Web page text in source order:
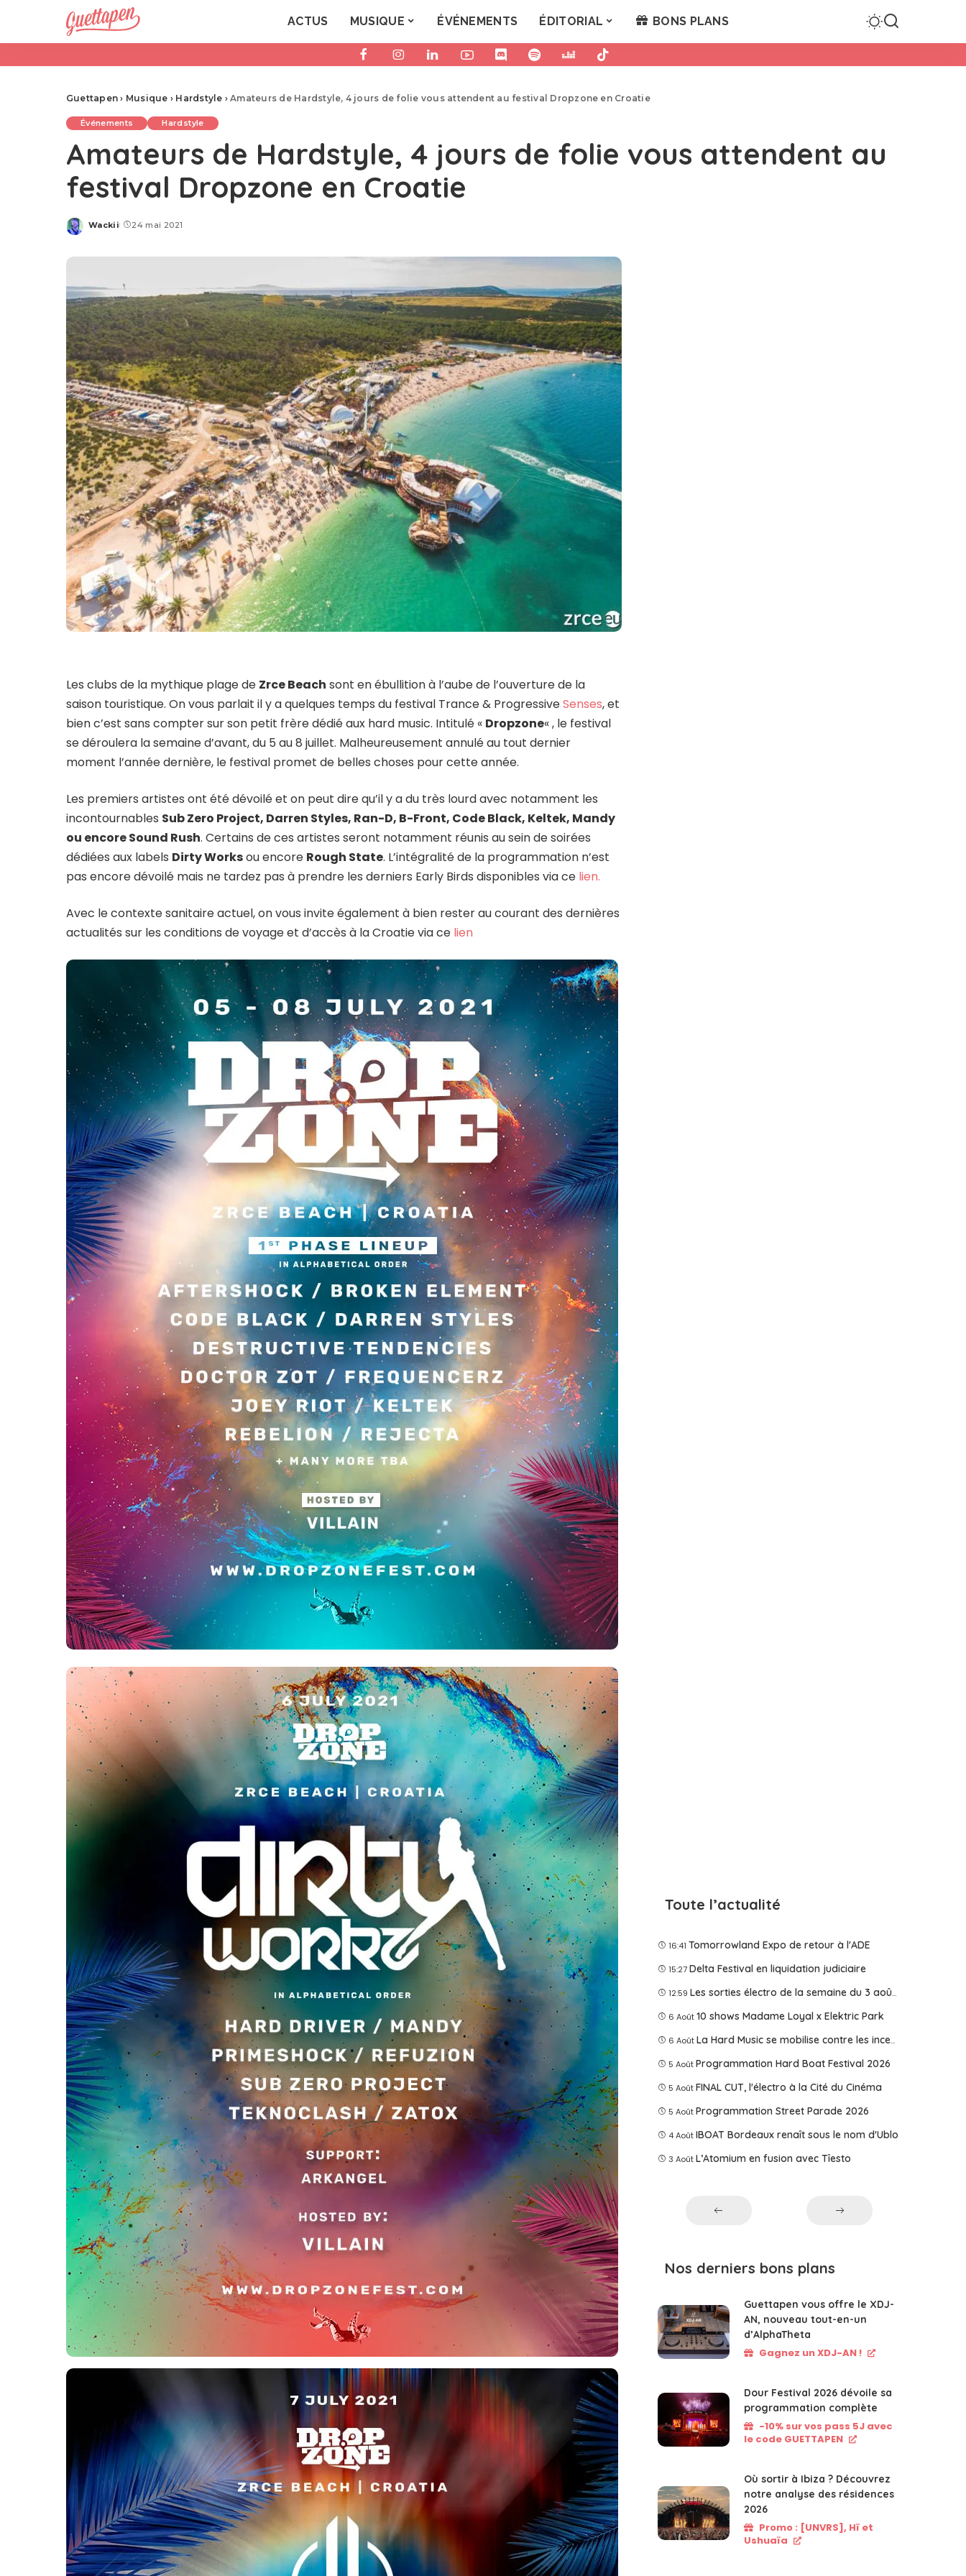
ACTUS MUSIQUE ÉVÉNEMENTS ÉDITORIAL BONS PLANS
Guettapen › Musique › Hardstyle ›Amateurs de Hardstyle, 4 jours de folie vous attendent au festival Dropzone en Croatie
Événements Hardstyle
Amateurs de Hardstyle, 4 jours de folie vous attendent au
festival Dropzone en Croatie
Posted
Wackii 24 mai 2021
Les clubs de la mythique plage de Zrce Beach sont en ébullition à l’aube de l’ouverture de la
saison touristique. On vous parlait il y a quelques temps du festival Trance & ProgressiveSenses, et
bien c’est sans compter sur son petit frère dédié aux hard music. Intitulé « Dropzone« , le festival
se déroulera la semaine d’avant, du 5 au 8 juillet. Malheureusement annulé au tout dernier
moment l’année dernière, le festival promet de belles choses pour cette année.
Les premiers artistes ont été dévoilé et on peut dire qu’il y a du très lourd avec notamment les
incontournables Sub Zero Project, Darren Styles, Ran-D, B-Front, Code Black, Keltek, Mandy
ou encore Sound Rush. Certains de ces artistes seront notamment réunis au sein de soirées
dédiées aux labels Dirty Worksou encore Rough State. L’intégralité de la programmation n’est
pas encore dévoilé mais ne tardez pas à prendre les derniers Early Birds disponibles via ce lien.
Avec le contexte sanitaire actuel, on vous invite également à bien rester au courant des dernières
actualités sur les conditions de voyage et d’accès à la Croatie via ce lien
Toute l’actualité
16:41 Tomorrowland Expo de retour à l'ADE
15:27 Delta Festival en liquidation judiciaire
12:59 Les sorties électro de la semaine du 3 août 2026
6 Août 10 shows Madame Loyal x Elektric Park
6 Août La Hard Music se mobilise contre les incendies
5 Août Programmation Hard Boat Festival 2026
5 Août FINAL CUT, l'électro à la Cité du Cinéma
5 Août Programmation Street Parade 2026
4 Août IBOAT Bordeaux renaît sous le nom d'Ublo
3 Août L’Atomium en fusion avec Tîesto
Nos derniers bons plans
Guettapen vous offre le XDJ-
AN, nouveau tout-en-un
d’AlphaTheta
Gagnez un XDJ-AN !
Dour Festival 2026 dévoile sa
programmation complète
-10% sur vos pass 5J avec
le code GUETTAPEN
Où sortir à Ibiza ? Découvrez
notre analyse des résidences
2026
Promo : [UNVRS], Hï et
Ushuaïa